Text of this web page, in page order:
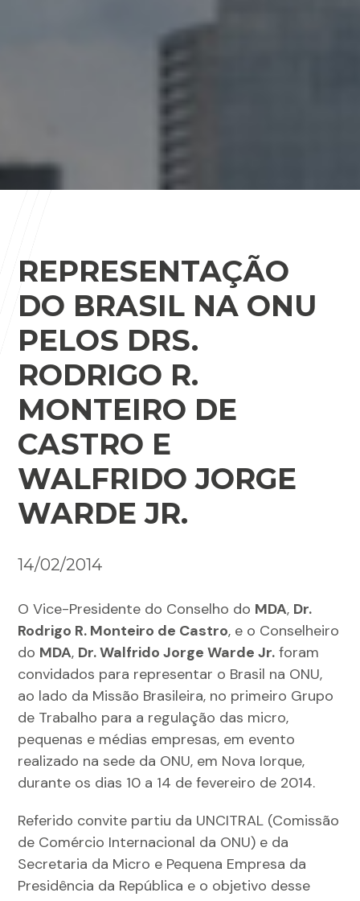
REPRESENTAÇÃO
DO BRASIL NA ONU
PELOS DRS.
RODRIGO R.
MONTEIRO DE
CASTRO E
WALFRIDO JORGE
WARDE JR.
14/02/2014
O Vice-Presidente do Conselho do MDA, Dr.
Rodrigo R. Monteiro de Castro, e o Conselheiro
do MDA, Dr. Walfrido Jorge Warde Jr. foram
convidados para representar o Brasil na ONU,
ao lado da Missão Brasileira, no primeiro Grupo
de Trabalho para a regulação das micro,
pequenas e médias empresas, em evento
realizado na sede da ONU, em Nova Iorque,
durante os dias 10 a 14 de fevereiro de 2014.
Referido convite partiu da UNCITRAL (Comissão
de Comércio Internacional da ONU) e da
Secretaria da Micro e Pequena Empresa da
Presidência da República e o objetivo desse